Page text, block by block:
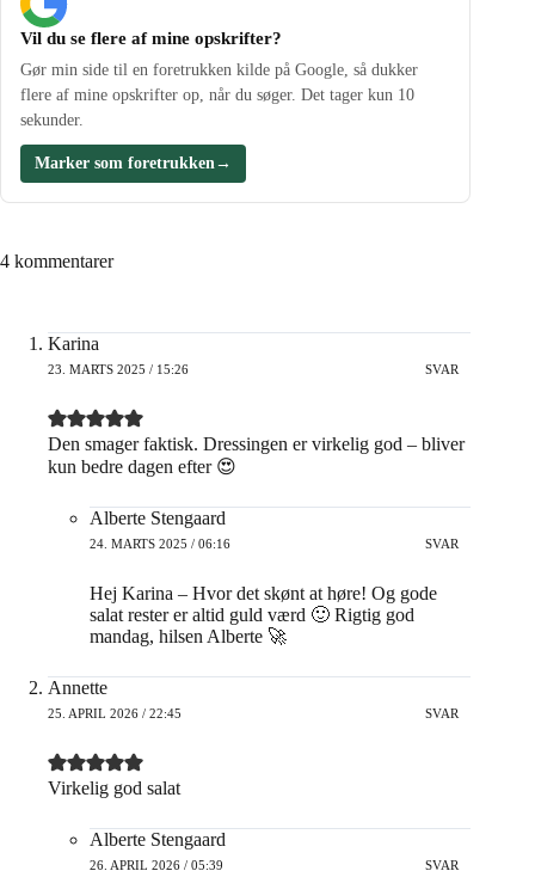
Vil du se flere af mine opskrifter?
Gør min side til en foretrukken kilde på Google, så dukker
flere af mine opskrifter op, når du søger. Det tager kun 10
sekunder.
Marker som foretrukken →
4 kommentarer
Karina
23. MARTS 2025 / 15:26 SVAR
Den smager faktisk. Dressingen er virkelig god – bliver
kun bedre dagen efter 😍
Alberte Stengaard
24. MARTS 2025 / 06:16 SVAR
Hej Karina – Hvor det skønt at høre! Og gode
salat rester er altid guld værd 🙂 Rigtig god
mandag, hilsen Alberte 🚀
Annette
25. APRIL 2026 / 22:45 SVAR
Virkelig god salat
Alberte Stengaard
26. APRIL 2026 / 05:39 SVAR